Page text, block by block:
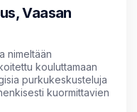
Vaasan
nimeltään
kouluttamaan
purkukeskusteluja
kuormittavien